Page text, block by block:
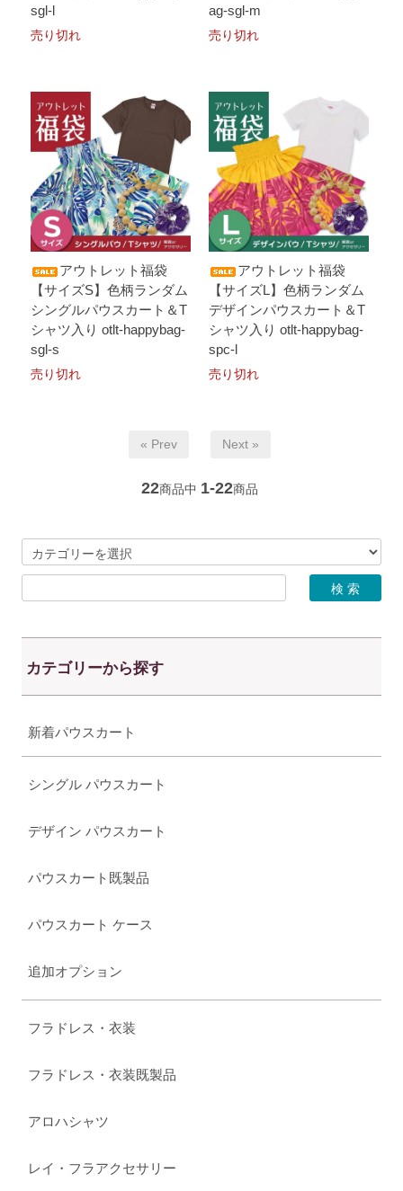
sgl-l
売り切れ
ag-sgl-m
売り切れ
アウトレット福袋
【サイズS】色柄ランダム
シングルパウスカート＆T
シャツ入り otlt-happybag-
sgl-s
売り切れ
アウトレット福袋
【サイズL】色柄ランダム
デザインパウスカート＆T
シャツ入り otlt-happybag-
spc-l
売り切れ
« Prev Next »
22商品中 1-22商品
カテゴリーから探す
新着パウスカート
シングル パウスカート
デザイン パウスカート
パウスカート既製品
パウスカート ケース
追加オプション
フラドレス・衣装
フラドレス・衣装既製品
アロハシャツ
レイ・フラアクセサリー